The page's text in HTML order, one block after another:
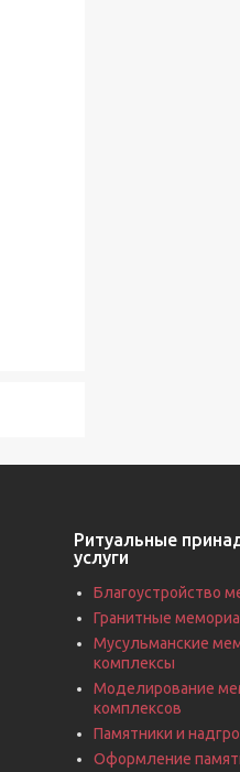
Ритуальные
услуги
Благоустройство
Гранитные
Мусульманские
комплексы
Моделирование
комплексов
Памятники и
Оформление